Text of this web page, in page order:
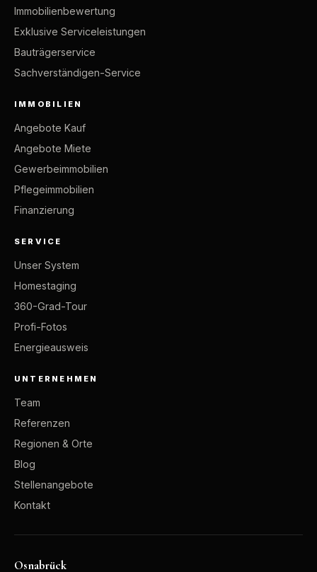
Immobilienbewertung
Exklusive Serviceleistungen
Bauträgerservice
Sachverständigen-Service
IMMOBILIEN
Angebote Kauf
Angebote Miete
Gewerbeimmobilien
Pflegeimmobilien
Finanzierung
SERVICE
Unser System
Homestaging
360-Grad-Tour
Profi-Fotos
Energieausweis
UNTERNEHMEN
Team
Referenzen
Regionen & Orte
Blog
Stellenangebote
Kontakt
Osnabrück